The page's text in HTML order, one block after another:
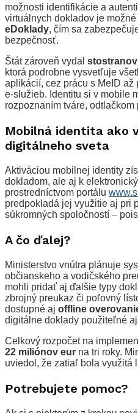
možnosti identifikácie a
virtuálnych dokladov je
eDoklady, čím sa
bezpečnosť.
Štát zároveň vydal
ktorá podrobne vysvetľuje
aplikácií, cez prácu s MeID
e-služieb. Identitu si v mobile
rozpoznaním tváre,
Mobilná identita ako
digitálneho sveta
Aktiváciou mobilnej identity
dokladom, ale aj k
prostredníctvom portálu
predpokladá jej využitie aj pri
súkromných spoločností –
A čo ďalej?
Ministerstvo vnútra plánuje
občianskeho a vodičského
mohli pridať aj ďalšie typy
zbrojný preukaz či poľovný
dostupné aj offline
digitálne doklady použiteľné
Celkový rozpočet na
22 miliónov eur na tri roky.
uviedol, že zatiaľ bola využitá
Potrebujete pomoc?